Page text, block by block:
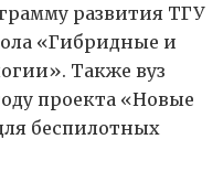
развития ТГУ
«Гибридные и
Также вуз
проекта «Новые
беспилотных